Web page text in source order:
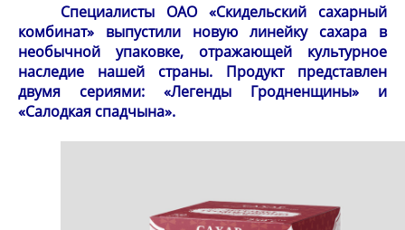
Специалисты ОАО «Скидельский сахарный
комбинат» выпустили новую линейку сахара в
необычной упаковке, отражающей культурное
наследие нашей страны. Продукт представлен
двумя сериями: «Легенды Гродненщины» и
«Салодкая спадчына».